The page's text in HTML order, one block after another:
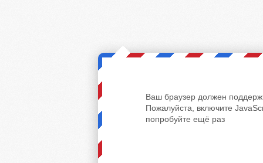
Ваш браузер должен
Пожалуйста, включите
попробуйте ещё раз